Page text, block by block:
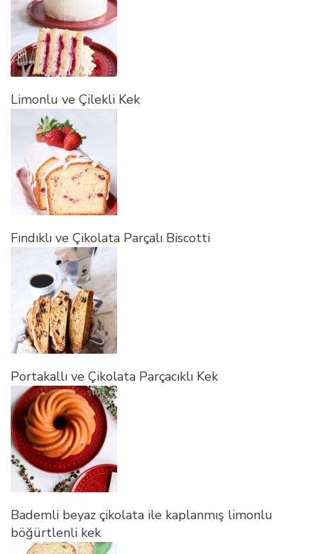
Limonlu ve Çilekli Kek
Fındıklı ve Çikolata Parçalı Biscotti
Portakallı ve Çikolata Parçacıklı Kek
Bademli beyaz çikolata ile kaplanmış limonlu
böğürtlenli kek